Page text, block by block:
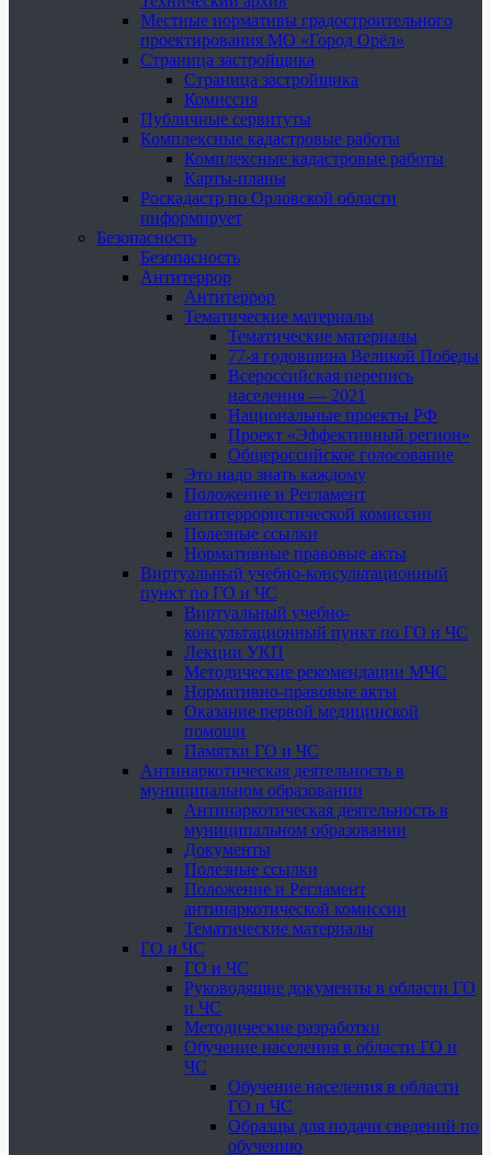
Местные нормативы градостроительного
проектирования МО «Город Орёл»
Страница застройщика
Страница застройщика
Комиссия
Публичные сервитуты
Комплексные кадастровые работы
Комплексные кадастровые работы
Карты-планы
Роскадастр по Орловской области
информирует
Безопасность
Безопасность
Антитеррор
Антитеррор
Тематические материалы
Тематические материалы
77-я годовщина Великой Победы
Всероссийская перепись
населения — 2021
Национальные проекты РФ
Проект «Эффективный регион»
Общероссийское голосование
Это надо знать каждому
Положение и Регламент
антитеррористической комиссии
Полезные ссылки
Нормативные правовые акты
Виртуальный учебно-консультационный
пункт по ГО и ЧС
Виртуальный учебно-
консультационный пункт по ГО и ЧС
Лекции УКП
Методические рекомендации МЧС
Нормативно-правовые акты
Оказание первой медицинской
помощи
Памятки ГО и ЧС
Антинаркотическая деятельность в
муниципальном образовании
Антинаркотическая деятельность в
муниципальном образовании
Документы
Полезные ссылки
Положение и Регламент
антинаркотической комиссии
Тематические материалы
ГО и ЧС
ГО и ЧС
Руководящие документы в области ГО
и ЧС
Методические разработки
Обучение населения в области ГО и
ЧС
Обучение населения в области
ГО и ЧС
Образцы для подачи сведений по
обучению